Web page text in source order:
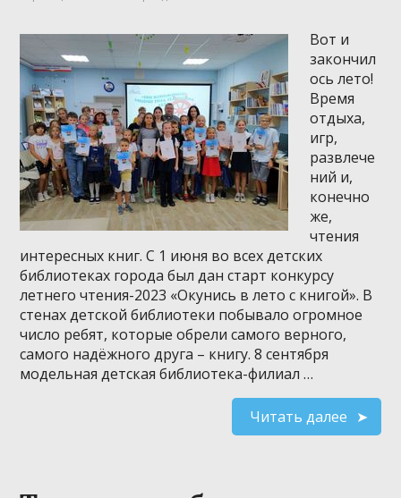
Вот и
закончил
ось лето!
Время
отдыха,
игр,
развлече
ний и,
конечно
же,
чтения
интересных книг. С 1 июня во всех детских
библиотеках города был дан старт конкурсу
летнего чтения-2023 «Окунись в лето с книгой». В
стенах детской библиотеки побывало огромное
число ребят, которые обрели самого верного,
самого надёжного друга – книгу. 8 сентября
модельная детская библиотека-филиал …
Читать далее